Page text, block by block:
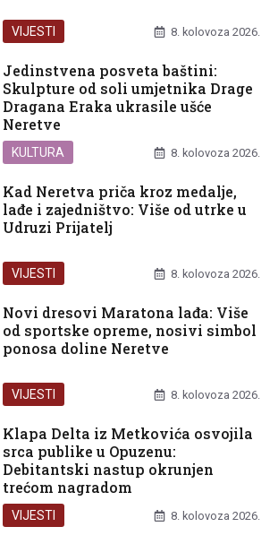
VIJESTI 8. kolovoza 2026.
Jedinstvena posveta baštini:
Skulpture od soli umjetnika Drage
Dragana Eraka ukrasile ušće
Neretve
KULTURA 8. kolovoza 2026.
Kad Neretva priča kroz medalje,
lađe i zajedništvo: Više od utrke u
Udruzi Prijatelj
VIJESTI 8. kolovoza 2026.
Novi dresovi Maratona lađa: Više
od sportske opreme, nosivi simbol
ponosa doline Neretve
VIJESTI 8. kolovoza 2026.
Klapa Delta iz Metkovića osvojila
srca publike u Opuzenu:
Debitantski nastup okrunjen
trećom nagradom
VIJESTI 8. kolovoza 2026.